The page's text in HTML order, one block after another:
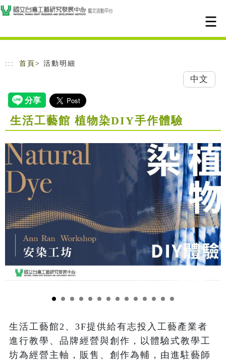
跳到主要內容
網站導覽
::: 首頁 > 活動明細
中文
生活工藝館 植物染DIY手作體驗
生活工藝館2、3F提供給有志投入工藝產業者
進行教學、品牌經營與創作，以體驗式教學工
坊為經營主軸，販售、創作為輔，由進駐藝師